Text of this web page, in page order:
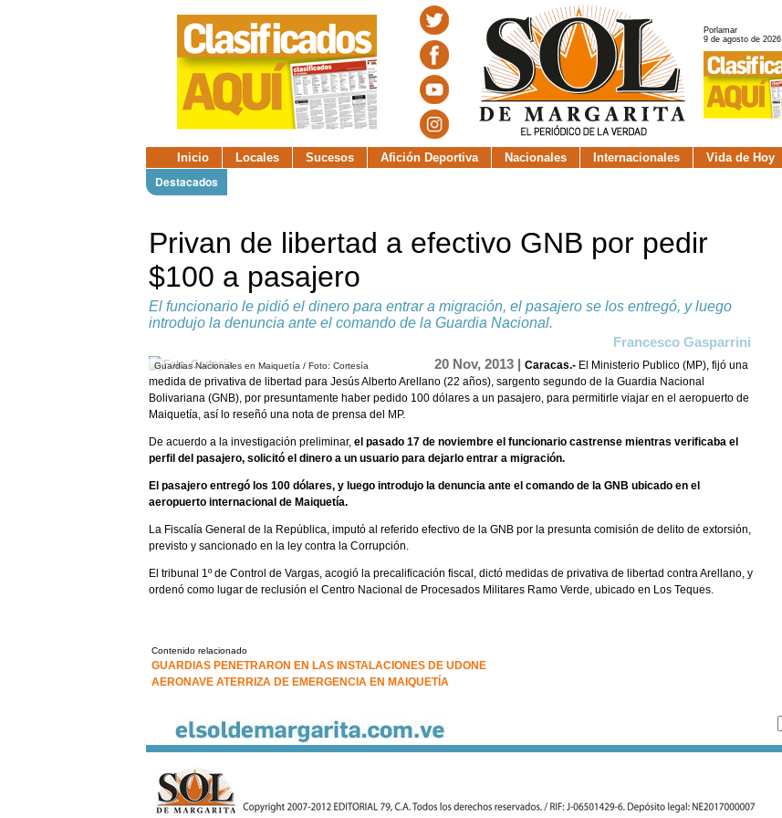
Porlamar
9 de agosto de 2026
Inicio Locales Sucesos Afición Deportiva Nacionales Internacionales Vida de Hoy
Destacados
Privan de libertad a efectivo GNB por pedir
$100 a pasajero
El funcionario le pidió el dinero para entrar a migración, el pasajero se los entregó, y luego
introdujo la denuncia ante el comando de la Guardia Nacional.
Francesco Gasparrini
Guardias Nacionales en Maiquetía / Foto: Cortesía 20 Nov, 2013 |Caracas.- El Ministerio Publico (MP), fijó una
medida de privativa de libertad para Jesús Alberto Arellano (22 años), sargento segundo de la Guardia Nacional
Bolivariana (GNB), por presuntamente haber pedido 100 dólares a un pasajero, para permitirle viajar en el aeropuerto de
Maiquetía, así lo reseñó una nota de prensa del MP.
De acuerdo a la investigación preliminar, el pasado 17 de noviembre el funcionario castrense mientras verificaba el
perfil del pasajero, solicitó el dinero a un usuario para dejarlo entrar a migración.
El pasajero entregó los 100 dólares, y luego introdujo la denuncia ante el comando de la GNB ubicado en el
aeropuerto internacional de Maiquetía.
La Fiscalía General de la República, imputó al referido efectivo de la GNB por la presunta comisión de delito de extorsión,
previsto y sancionado en la ley contra la Corrupción.
El tribunal 1º de Control de Vargas, acogió la precalificación fiscal, dictó medidas de privativa de libertad contra Arellano, y
ordenó como lugar de reclusión el Centro Nacional de Procesados Militares Ramo Verde, ubicado en Los Teques.
Contenido relacionado
GUARDIAS PENETRARON EN LAS INSTALACIONES DE UDONE
AERONAVE ATERRIZA DE EMERGENCIA EN MAIQUETÍA